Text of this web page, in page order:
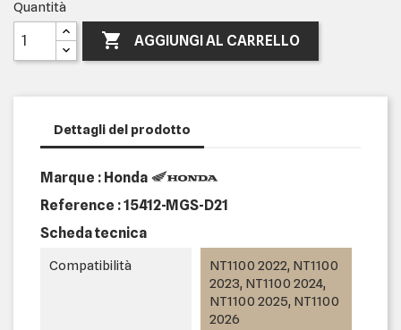
Quantità
 AGGIUNGI AL CARRELLO
Dettagli del prodotto
Marque : Honda
Reference :15412-MGS-D21
Scheda tecnica
Compatibilità
NT1100 2022, NT1100
2023, NT1100 2024,
NT1100 2025, NT1100
2026